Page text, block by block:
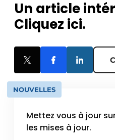
Un article
Cliquez ici.
NOUVELLES
Mettez vous à jour
les mises à jour.